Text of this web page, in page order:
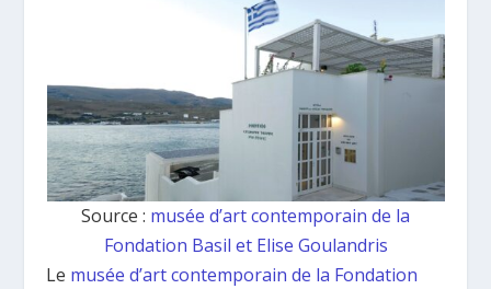
Source : musée d’art contemporain de la
Fondation Basil et Elise Goulandris
Le musée d’art contemporain de la Fondation